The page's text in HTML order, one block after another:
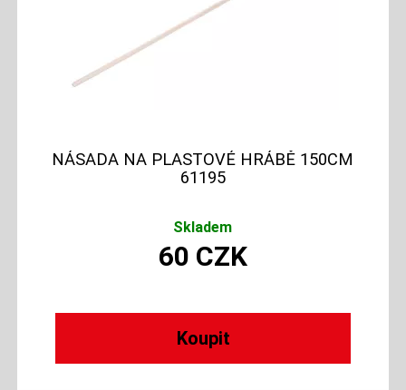
NÁSADA NA PLASTOVÉ HRÁBĚ 150CM
61195
Skladem
60 CZK